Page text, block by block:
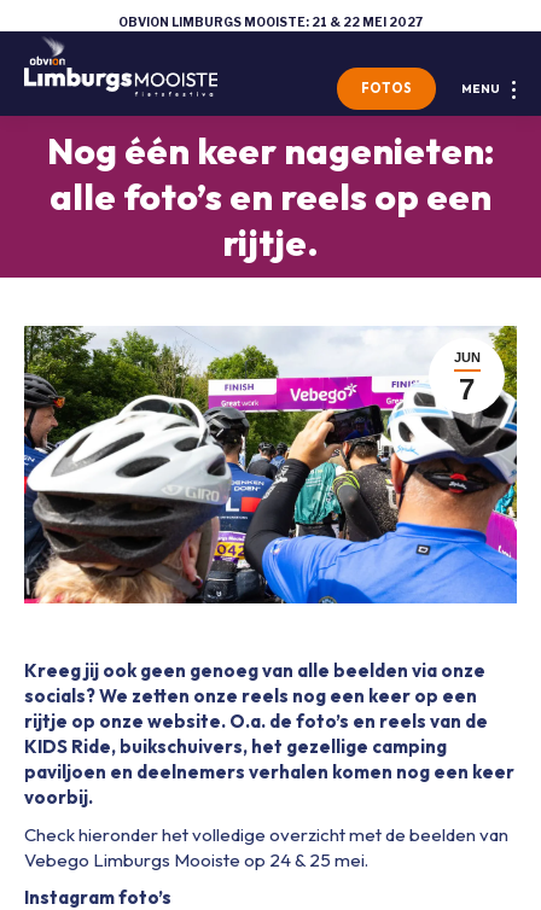
OBVION LIMBURGS MOOISTE: 21 & 22 MEI 2027
MENU
FOTOS
Nog één keer nagenieten:
alle foto’s en reels op een
rijtje.
Je bent hier:
JUN
7
Kreeg jij ook geen genoeg van alle beelden via onze
socials? We zetten onze reels nog een keer op een
rijtje op onze website. O.a. de foto’s en reels van de
KIDS Ride, buikschuivers, het gezellige camping
paviljoen en deelnemers verhalen komen nog een keer
voorbij.
Check hieronder het volledige overzicht met de beelden van
Vebego Limburgs Mooiste op 24 & 25 mei.
Instagram foto’s